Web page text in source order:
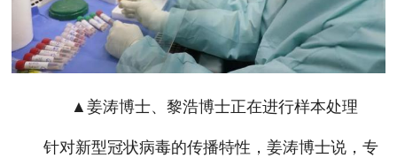
▲姜涛博士、黎浩博士正在进行样本处理
针对新型冠状病毒的传播特性，姜涛博士说，专